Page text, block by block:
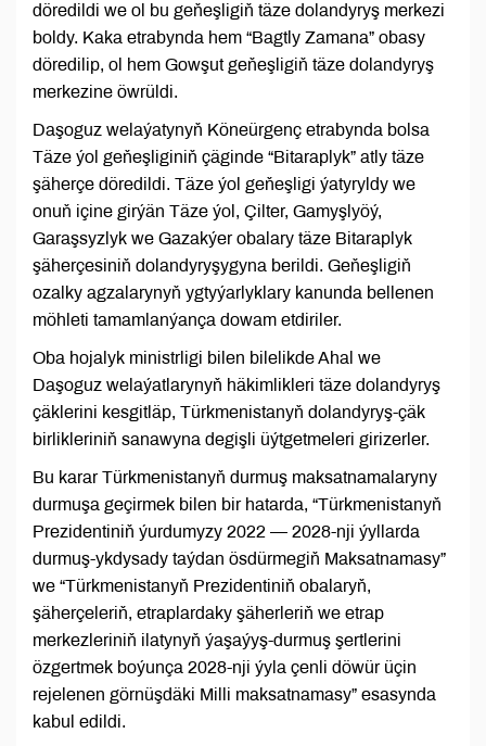
döredildi we ol bu geňeşligiň täze dolandyryş merkezi
boldy. Kaka etrabynda hem “Bagtly Zamana” obasy
döredilip, ol hem Gowşut geňeşligiň täze dolandyryş
merkezine öwrüldi.
Daşoguz welaýatynyň Köneürgenç etrabynda bolsa
Täze ýol geňeşliginiň çäginde “Bitaraplyk” atly täze
şäherçe döredildi. Täze ýol geňeşligi ýatyryldy we
onuň içine girýän Täze ýol, Çilter, Gamyşlyöý,
Garaşsyzlyk we Gazakýer obalary täze Bitaraplyk
şäherçesiniň dolandyryşygyna berildi. Geňeşligiň
ozalky agzalarynyň ygtyýarlyklary kanunda bellenen
möhleti tamamlanýança dowam etdiriler.
Oba hojalyk ministrligi bilen bilelikde Ahal we
Daşoguz welaýatlarynyň häkimlikleri täze dolandyryş
çäklerini kesgitläp, Türkmenistanyň dolandyryş-çäk
birlikleriniň sanawyna degişli üýtgetmeleri girizerler.
Bu karar Türkmenistanyň durmuş maksatnamalaryny
durmuşa geçirmek bilen bir hatarda, “Türkmenistanyň
Prezidentiniň ýurdumyzy 2022 — 2028-nji ýyllarda
durmuş-ykdysady taýdan ösdürmegiň Maksatnamasy”
we “Türkmenistanyň Prezidentiniň obalaryň,
şäherçeleriň, etraplardaky şäherleriň we etrap
merkezleriniň ilatynyň ýaşaýyş-durmuş şertlerini
özgertmek boýunça 2028-nji ýyla çenli döwür üçin
rejelenen görnüşdäki Milli maksatnamasy” esasynda
kabul edildi.